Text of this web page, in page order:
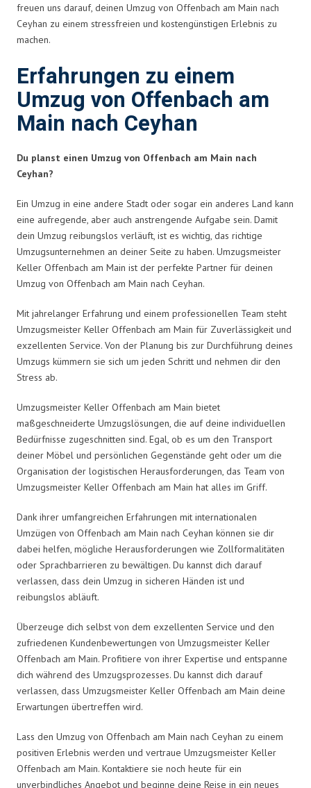
freuen uns darauf, deinen Umzug von Offenbach am Main nach
Ceyhan zu einem stressfreien und kostengünstigen Erlebnis zu
machen.
Erfahrungen zu einem
Umzug von Offenbach am
Main nach Ceyhan
Du planst einen Umzug von Offenbach am Main nach
Ceyhan?
Ein Umzug in eine andere Stadt oder sogar ein anderes Land kann
eine aufregende, aber auch anstrengende Aufgabe sein. Damit
dein Umzug reibungslos verläuft, ist es wichtig, das richtige
Umzugsunternehmen an deiner Seite zu haben. Umzugsmeister
Keller Offenbach am Main ist der perfekte Partner für deinen
Umzug von Offenbach am Main nach Ceyhan.
Mit jahrelanger Erfahrung und einem professionellen Team steht
Umzugsmeister Keller Offenbach am Main für Zuverlässigkeit und
exzellenten Service. Von der Planung bis zur Durchführung deines
Umzugs kümmern sie sich um jeden Schritt und nehmen dir den
Stress ab.
Umzugsmeister Keller Offenbach am Main bietet
maßgeschneiderte Umzugslösungen, die auf deine individuellen
Bedürfnisse zugeschnitten sind. Egal, ob es um den Transport
deiner Möbel und persönlichen Gegenstände geht oder um die
Organisation der logistischen Herausforderungen, das Team von
Umzugsmeister Keller Offenbach am Main hat alles im Griff.
Dank ihrer umfangreichen Erfahrungen mit internationalen
Umzügen von Offenbach am Main nach Ceyhan können sie dir
dabei helfen, mögliche Herausforderungen wie Zollformalitäten
oder Sprachbarrieren zu bewältigen. Du kannst dich darauf
verlassen, dass dein Umzug in sicheren Händen ist und
reibungslos abläuft.
Überzeuge dich selbst von dem exzellenten Service und den
zufriedenen Kundenbewertungen von Umzugsmeister Keller
Offenbach am Main. Profitiere von ihrer Expertise und entspanne
dich während des Umzugsprozesses. Du kannst dich darauf
verlassen, dass Umzugsmeister Keller Offenbach am Main deine
Erwartungen übertreffen wird.
Lass den Umzug von Offenbach am Main nach Ceyhan zu einem
positiven Erlebnis werden und vertraue Umzugsmeister Keller
Offenbach am Main. Kontaktiere sie noch heute für ein
unverbindliches Angebot und beginne deine Reise in ein neues